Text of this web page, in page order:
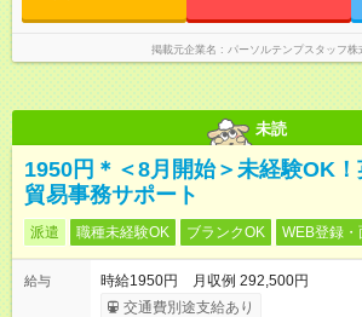
掲載元企業名 パーソルテンプスタッフ株
未読
1950円＊＜8月開始＞未経験OK！
貿易事務サポート
派遣 職種未経験OK ブランクOK WEB登録・
給与
時給1950円 月収例 292,500円
交通費別途支給あり